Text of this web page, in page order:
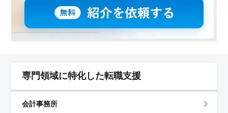
専門領域に特化した転職支援
会計事務所